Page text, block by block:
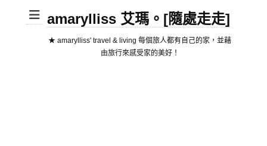
amarylliss 艾瑪。[隨處走走]
★ amarylliss' travel & living 每個旅人都有自己的家，並藉
由旅行來感受家的美好！